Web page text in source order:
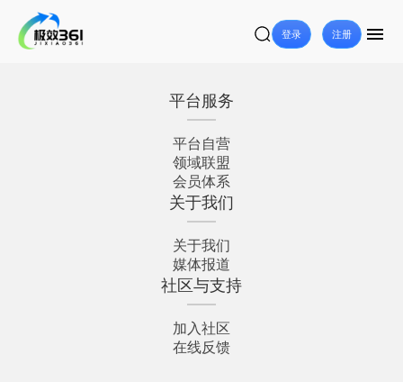
登录 注册
平台服务
平台自营
领域联盟
会员体系
关于我们
关于我们
媒体报道
社区与支持
加入社区
在线反馈